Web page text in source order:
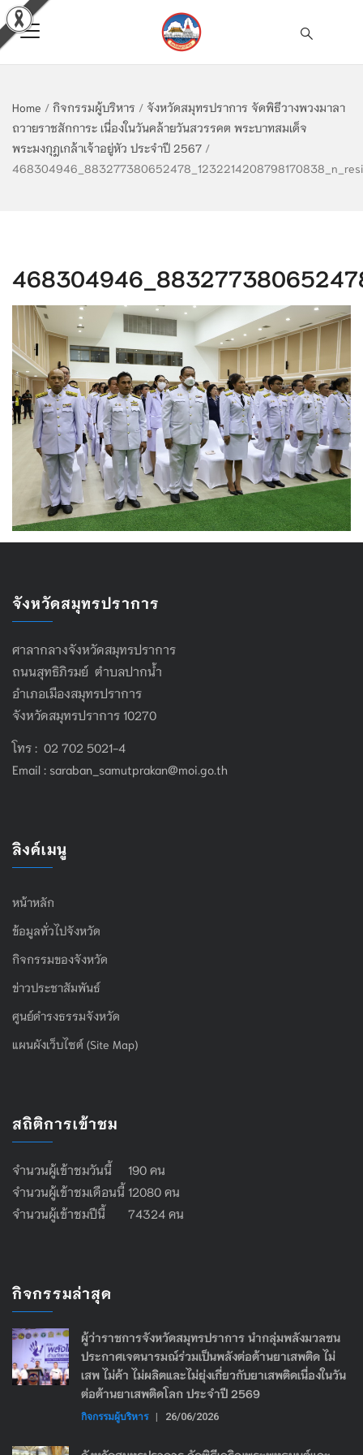
Home / กิจกรรมผู้บริหาร / จังหวัดสมุทรปราการ จัดพิธีวางพวงมาลา
ถวายราชสักการะ เนื่องในวันคล้ายวันสวรรคต พระบาทสมเด็จ
พระมงกุฎเกล้าเจ้าอยู่หัว ประจำปี 2567 /
จังหวัดสมุทรปราการ
ศาลากลางจังหวัดสมุทรปราการ
ถนนสุทธิภิรมย์ ตำบลปากน้ำ
อำเภอเมืองสมุทรปราการ
จังหวัดสมุทรปราการ 10270
โทร : 02 702 5021-4
Email : saraban_samutprakan@moi.go.th
ลิงค์เมนู
หน้าหลัก
ข้อมูลทั่วไปจังหวัด
กิจกรรมของจังหวัด
ข่าวประชาสัมพันธ์
ศูนย์ดำรงธรรมจังหวัด
แผนผังเว็บไซต์ (Site Map)
สถิติการเข้าชม
จำนวนผู้เข้าชมวันนี้ 190 คน
จำนวนผู้เข้าชมเดือนนี้ 12080 คน
จำนวนผู้เข้าชมปีนี้ 74324 คน
กิจกรรมล่าสุด
ผู้ว่าราชการจังหวัดสมุทรปราการ นำกลุ่มพลังมวลชน
ประกาศเจตนารมณ์ร่วมเป็นพลังต่อต้านยาเสพติด ไม่
เสพ ไม่ค้า ไม่ผลิตและไม่ยุ่งเกี่ยวกับยาเสพติดเนื่องในวัน
ต่อต้านยาเสพติดโลก ประจำปี 2569
กิจกรรมผู้บริหาร | 26/06/2026